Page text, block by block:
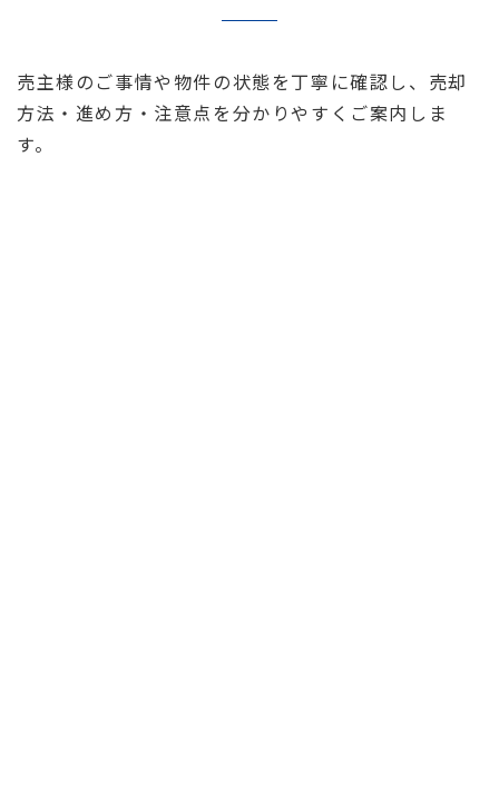
売主様のご事情や物件の状態を丁寧に確認し、売却
方法・進め方・注意点を分かりやすくご案内しま
す。